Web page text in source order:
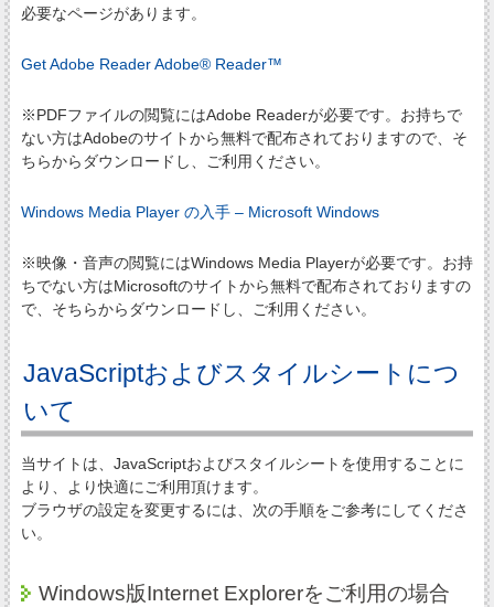
必要なページがあります。
Get Adobe Reader Adobe® Reader™
※PDFファイルの閲覧にはAdobe Readerが必要です。お持ちで
ない方はAdobeのサイトから無料で配布されておりますので、そ
ちらからダウンロードし、ご利用ください。
Windows Media Player の入手 – Microsoft Windows
※映像・音声の閲覧にはWindows Media Playerが必要です。お持
ちでない方はMicrosoftのサイトから無料で配布されておりますの
で、そちらからダウンロードし、ご利用ください。
JavaScriptおよびスタイルシートにつ
いて
当サイトは、JavaScriptおよびスタイルシートを使用することに
より、より快適にご利用頂けます。
ブラウザの設定を変更するには、次の手順をご参考にしてくださ
い。
Windows版Internet Explorerをご利用の場合